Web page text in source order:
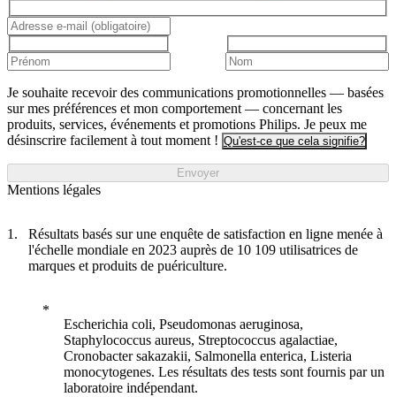
Je souhaite recevoir des communications promotionnelles — basées
sur mes préférences et mon comportement — concernant les
produits, services, événements et promotions Philips. Je peux me
désinscrire facilement à tout moment ! Qu'est-ce que cela signifie?
Envoyer
Mentions légales
Résultats basés sur une enquête de satisfaction en ligne menée à
l'échelle mondiale en 2023 auprès de 10 109 utilisatrices de
marques et produits de puériculture.
Escherichia coli, Pseudomonas aeruginosa,
Staphylococcus aureus, Streptococcus agalactiae,
Cronobacter sakazakii, Salmonella enterica, Listeria
monocytogenes. Les résultats des tests sont fournis par un
laboratoire indépendant.